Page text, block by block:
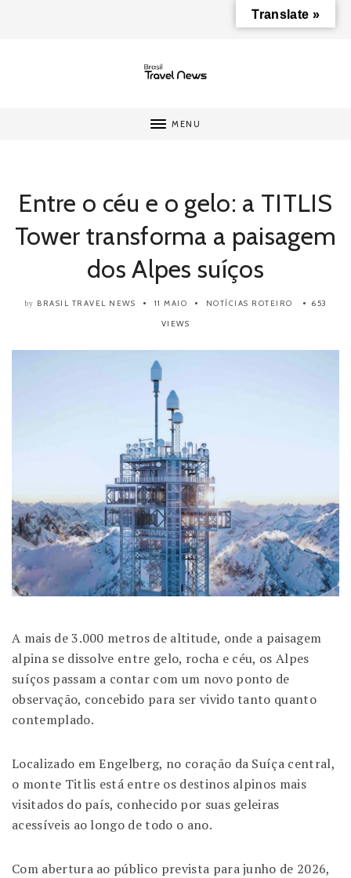
MENU
Entre o céu e o gelo: a TITLIS
Tower transforma a paisagem
dos Alpes suíços
by BRASIL TRAVEL NEWS 11 MAIO NOTÍCIAS ROTEIRO
653
VIEWS
A mais de 3.000 metros de altitude, onde a paisagem
alpina se dissolve entre gelo, rocha e céu, os Alpes
suíços passam a contar com um novo ponto de
observação, concebido para ser vivido tanto quanto
contemplado.
Localizado em Engelberg, no coração da Suíça central,
o monte Titlis está entre os destinos alpinos mais
visitados do país, conhecido por suas geleiras
acessíveis ao longo de todo o ano.
Com abertura ao público prevista para junho de 2026,
Translate »